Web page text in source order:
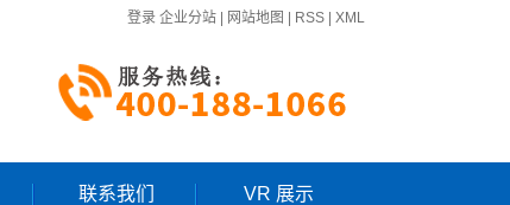
登录 企业分站 网站地图 RSS XML
联系我们 VR 展示